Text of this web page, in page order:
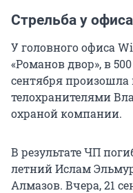
Стрельба у
У головного офиса
«Романов двор», в
сентября произошла
телохранителями
охраной компании.
В результате ЧП
летний Ислам
Алмазов. Вчера, 21